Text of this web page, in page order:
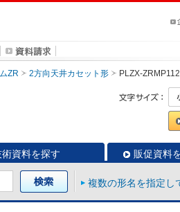
ZR 2方向天井カセット形 PLZX-
術資料を探す 販促資料
複数の形名を指定し